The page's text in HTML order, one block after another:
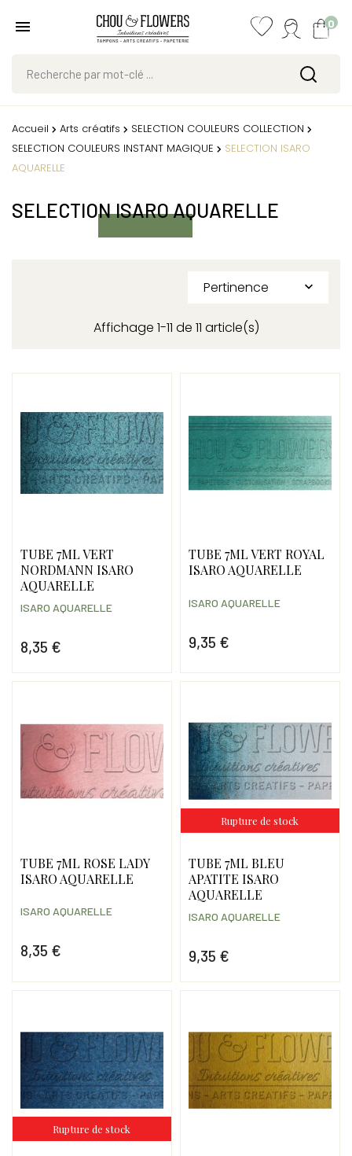
0
Accueil Arts créatifs
SELECTION COULEURS COLLECTION
SELECTION COULEURS INSTANT MAGIQUE
SELECTION ISARO
AQUARELLE
SELECTION ISARO AQUARELLE
Pertinence 
Affichage 1-11 de 11 article(s)
TUBE 7ML VERT
NORDMANN ISARO
AQUARELLE
8,35 €
ISARO AQUARELLE
TUBE 7ML VERT ROYAL
ISARO AQUARELLE
9,35 €
ISARO AQUARELLE
TUBE 7ML ROSE LADY
ISARO AQUARELLE
8,35 €
ISARO AQUARELLE
Rupture de stock
TUBE 7ML BLEU
APATITE ISARO
AQUARELLE
9,35 €
ISARO AQUARELLE
Rupture de stock